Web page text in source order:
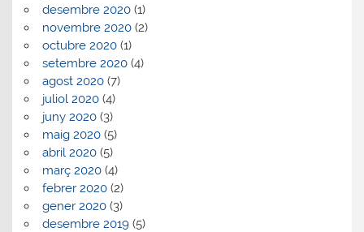
desembre 2020(1)
novembre 2020(2)
octubre 2020(1)
setembre 2020(4)
agost 2020(7)
juliol 2020(4)
juny 2020(3)
maig 2020(5)
abril 2020(5)
març 2020(4)
febrer 2020(2)
gener 2020(3)
desembre 2019(5)